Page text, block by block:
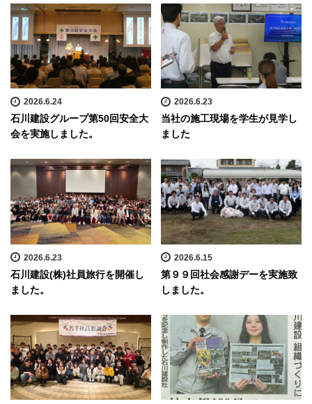
2026.6.24
石川建設グループ第50回安全大
会を実施しました。
2026.6.23
当社の施工現場を学生が見学し
ました
2026.6.23
石川建設(株)社員旅行を開催し
ました。
2026.6.15
第９９回社会感謝デーを実施致
しました。